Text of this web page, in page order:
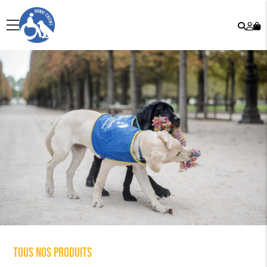
menu
Tous nos produits